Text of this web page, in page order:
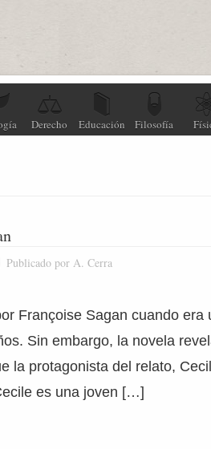
Derecho Educación Filosofía
Publicado por A. Cerra
Françoise Sagan cuando
Sin embargo, la novela
la protagonista del relato,
es una joven […]